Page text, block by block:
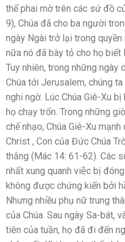
thể phai mờ trên các sứ đồ
9), Chúa đã cho ba người
ngày Ngài trở lại trong
nữa nó đã bày tỏ cho họ biết
Tuy nhiên, trong những ngày
Chúa tới Jerusalem, chúng
nghi ngờ. Lúc Chúa Giê-Xu
họ chạy trốn. Trong những
chế nhạo, Chúa Giê-Xu
Christ , Con của Đức Chúa
thắng (Mác 14: 61-62). Các
nhất xung quanh việc bị
không được chứng kiến bởi
Nhưng nhiều phụ nữ trung
của Chúa. Sau ngày Sa-bát,
tiên của tuần, họ đã đi đến